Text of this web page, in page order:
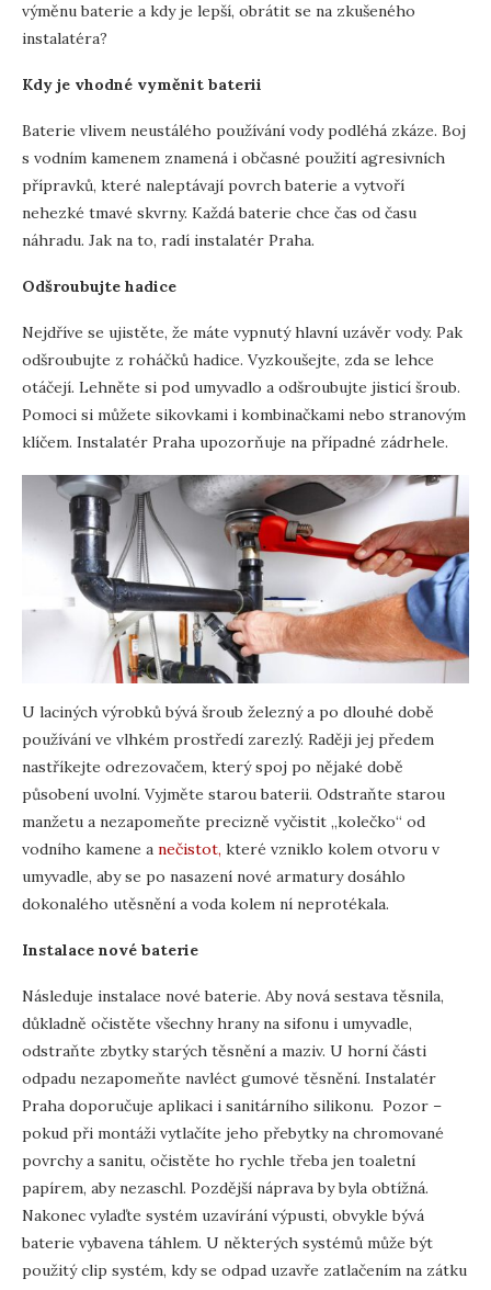
výměnu baterie a kdy je lepší, obrátit se na zkušeného
instalatéra?
Kdy je vhodné vyměnit baterii
Baterie vlivem neustálého používání vody podléhá zkáze. Boj
s vodním kamenem znamená i občasné použití agresivních
přípravků, které naleptávají povrch baterie a vytvoří
nehezké tmavé skvrny. Každá baterie chce čas od času
náhradu. Jak na to, radí instalatér Praha.
Odšroubujte hadice
Nejdříve se ujistěte, že máte vypnutý hlavní uzávěr vody. Pak
odšroubujte z roháčků hadice. Vyzkoušejte, zda se lehce
otáčejí. Lehněte si pod umyvadlo a odšroubujte jisticí šroub.
Pomoci si můžete sikovkami i kombinačkami nebo stranovým
klíčem. Instalatér Praha upozorňuje na případné zádrhele.
U laciných výrobků bývá šroub železný a po dlouhé době
používání ve vlhkém prostředí zarezlý. Raději jej předem
nastříkejte odrezovačem, který spoj po nějaké době
působení uvolní. Vyjměte starou baterii. Odstraňte starou
manžetu a nezapomeňte precizně vyčistit „kolečko“ od
vodního kamene a nečistot, které vzniklo kolem otvoru v
umyvadle, aby se po nasazení nové armatury dosáhlo
dokonalého utěsnění a voda kolem ní neprotékala.
Instalace nové baterie
Následuje instalace nové baterie. Aby nová sestava těsnila,
důkladně očistěte všechny hrany na sifonu i umyvadle,
odstraňte zbytky starých těsnění a maziv. U horní části
odpadu nezapomeňte navléct gumové těsnění. Instalatér
Praha doporučuje aplikaci i sanitárního silikonu. Pozor –
pokud při montáži vytlačíte jeho přebytky na chromované
povrchy a sanitu, očistěte ho rychle třeba jen toaletní
papírem, aby nezaschl. Pozdější náprava by byla obtížná.
Nakonec vylaďte systém uzavírání výpusti, obvykle bývá
baterie vybavena táhlem. U některých systémů může být
použitý clip systém, kdy se odpad uzavře zatlačením na zátku